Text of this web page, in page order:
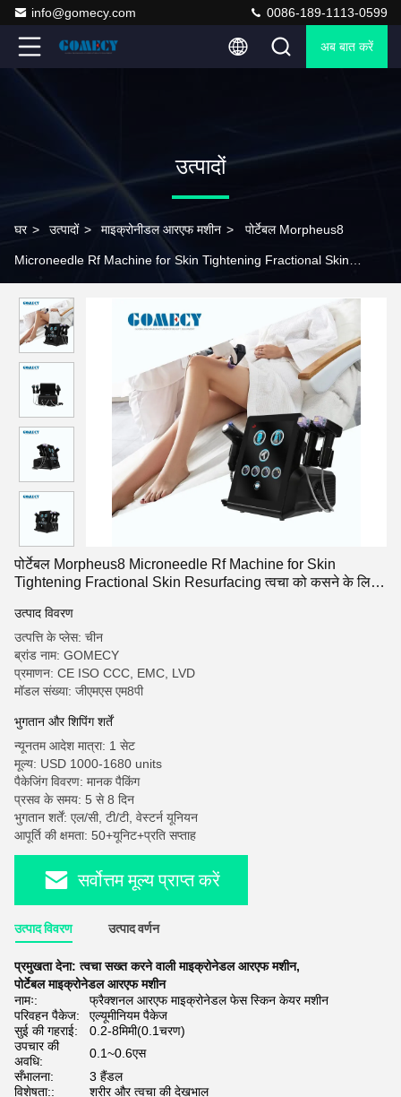
info@gomecy.com 0086-189-1113-0599
अब बात करें
उत्पादों
घर > उत्पादों > माइक्रोनीडल आरएफ मशीन > पोर्टेबल Morpheus8
Microneedle Rf Machine for Skin Tightening Fractional Skin
पोर्टेबल Morpheus8 Microneedle Rf Machine for Skin
Tightening Fractional Skin Resurfacing त्वचा को कसने के लिए
उत्पाद विवरण
उत्पत्ति के प्लेस: चीन
ब्रांड नाम: GOMECY
प्रमाणन: CE ISO CCC, EMC, LVD
मॉडल संख्या: जीएमएस एम8पी
भुगतान और शिपिंग शर्तें
न्यूनतम आदेश मात्रा: 1 सेट
मूल्य: USD 1000-1680 units
पैकेजिंग विवरण: मानक पैकिंग
प्रसव के समय: 5 से 8 दिन
भुगतान शर्तें: एल/सी, टी/टी, वेस्टर्न यूनियन
आपूर्ति की क्षमता: 50+यूनिट+प्रति सप्ताह
सर्वोत्तम मूल्य प्राप्त करें
उत्पाद विवरण उत्पाद वर्णन
प्रमुखता देना:त्वचा सख्त करने वाली माइक्रोनेडल आरएफ मशीन,
पोर्टेबल माइक्रोनेडल आरएफ मशीन
नामः:
फ्रैक्शनल आरएफ माइक्रोनेडल फेस स्किन केयर मशीन
परिवहन पैकेज:
एल्यूमीनियम पैकेज
सुई की गहराई:
0.2-8मिमी(0.1चरण)
उपचार की
अवधि:
0.1~0.6एस
सँभालना:
3 हैंडल
विशेषता::
शरीर और त्वचा की देखभाल